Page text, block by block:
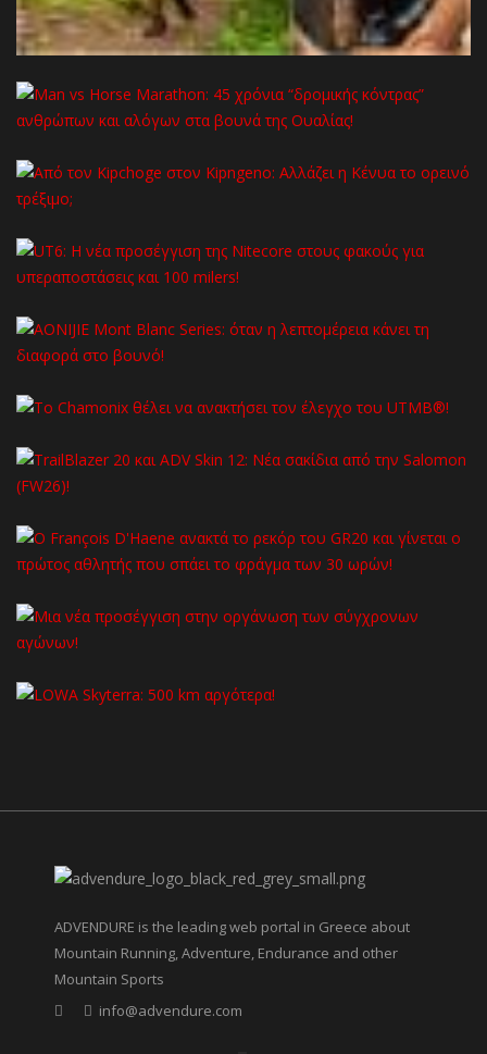
ADVENDURE is the leading web portal in Greece about
Mountain Running, Adventure, Endurance and other
Mountain Sports
info@advendure.com